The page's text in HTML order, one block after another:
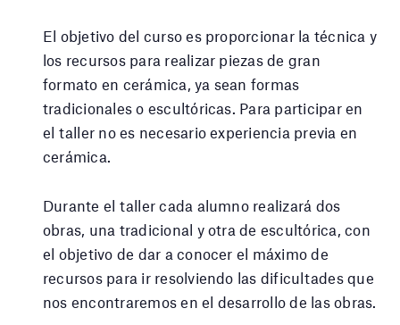
El objetivo del curso es proporcionar la técnica y
los recursos para realizar piezas de gran
formato en cerámica, ya sean formas
tradicionales o escultóricas. Para participar en
el taller no es necesario experiencia previa en
cerámica.
Durante el taller cada alumno realizará dos
obras, una tradicional y otra de escultórica, con
el objetivo de dar a conocer el máximo de
recursos para ir resolviendo las dificultades que
nos encontraremos en el desarrollo de las obras.